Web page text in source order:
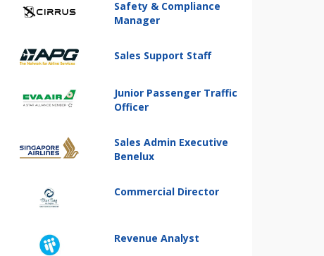
Safety & Compliance
Manager
Sales Support Staff
Junior Passenger Traffic
Officer
Sales Admin Executive
Benelux
Commercial Director
Revenue Analyst